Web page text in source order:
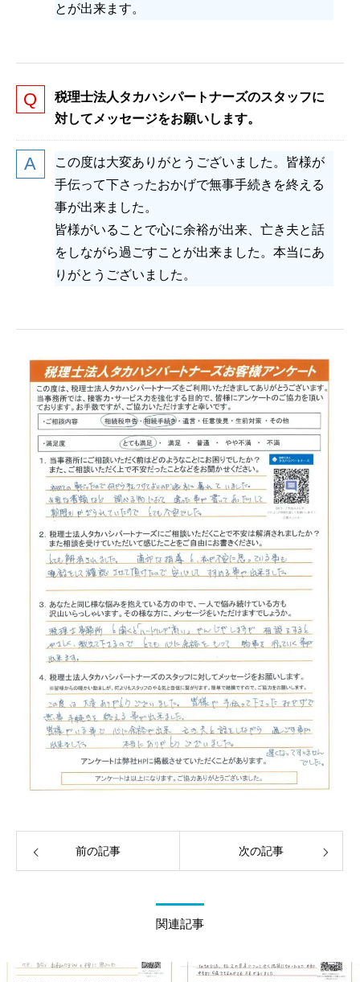
とが出来ます。
税理士法人タカハシパートナーズのスタッフに
対してメッセージをお願いします。
この度は大変ありがとうございました。皆様が
手伝って下さったおかげで無事手続きを終える
事が出来ました。
皆様がいることで心に余裕が出来、亡き夫と話
をしながら過ごすことが出来ました。本当にあ
りがとうございました。
前の記事 次の記事
関連記事